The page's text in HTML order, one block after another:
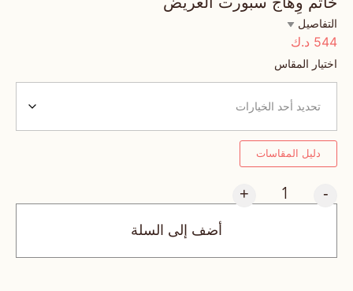
التفاصيل
544 د.ك
اختيار المقاس
دليل المقاسات
-
+
أضف إلى السلة